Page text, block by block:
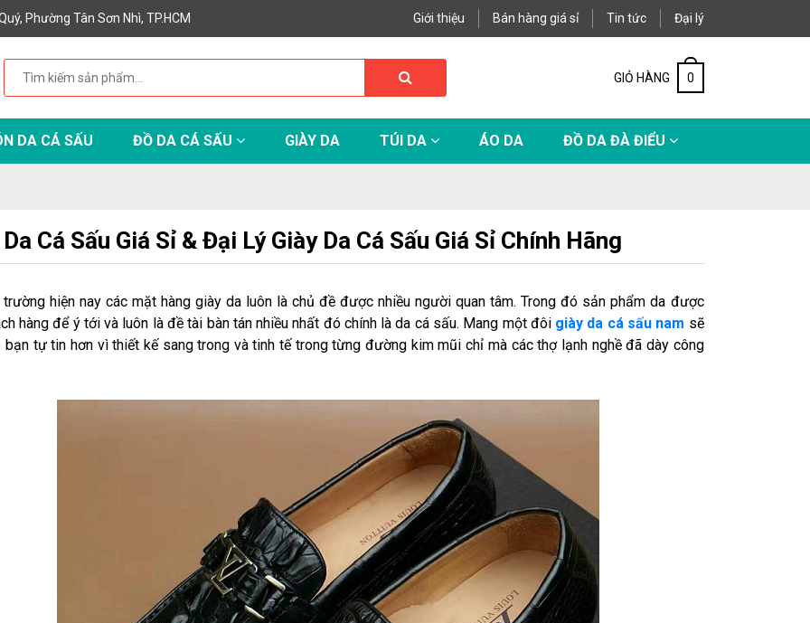
Phường Tân Sơn Nhì, TP.HCM Giới thiệu Bán hàng giá sỉ Tin tức Đại lý
GIỎ HÀNG 0
DA CÁ SẤU ĐỒ DA CÁ SẤU GIÀY DA TÚI DA ÁO DA ĐỒ DA ĐÀ ĐIỂU
Cá Sấu Giá Sỉ & Đại Lý Giày Da Cá Sấu Giá Sỉ Chính Hãng
trường hiện nay các mặt hàng giày da luôn là chủ đề được nhiều người quan tâm. Trong đó sản phẩm da được
hàng để ý tới và luôn là đề tài bàn tán nhiều nhất đó chính là da cá sấu. Mang một đôi giày da cá sấu nam sẽ
bạn tự tin hơn vì thiết kế sang trong và tinh tế trong từng đường kim mũi chỉ mà các thợ lạnh nghề đã dày công